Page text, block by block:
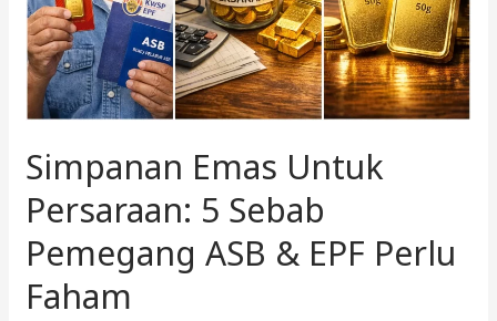
Simpanan Emas Untuk
Persaraan: 5 Sebab
Pemegang ASB & EPF Perlu
Faham
ASB
&
EPF
Perlu